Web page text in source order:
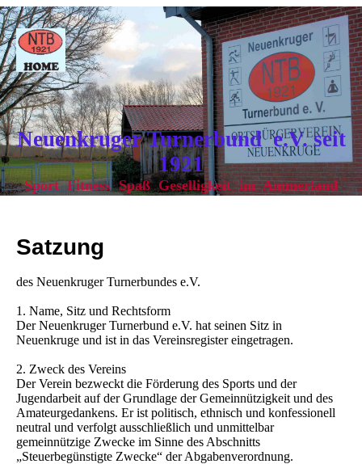
Neuenkruger Turnerbund e.V. seit
1921
Sport Fitness Spaß Geselligkeit im Ammerland
Satzung
des Neuenkruger Turnerbundes e.V.
1. Name, Sitz und Rechtsform
Der Neuenkruger Turnerbund e.V. hat seinen Sitz in
Neuenkruge und ist in das Vereinsregister eingetragen.
2. Zweck des Vereins
Der Verein bezweckt die Förderung des Sports und der
Jugendarbeit auf der Grundlage der Gemeinnützigkeit und des
Amateurgedankens. Er ist politisch, ethnisch und konfessionell
neutral und verfolgt ausschließlich und unmittelbar
gemeinnützige Zwecke im Sinne des Abschnitts
„Steuerbegünstigte Zwecke“ der Abgabenverordnung.